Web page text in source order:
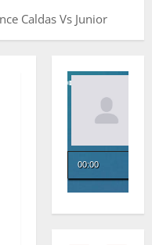
Caldas Vs Junior